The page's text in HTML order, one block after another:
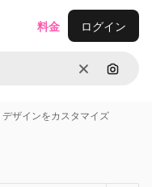
消去 画像で
料金 ログイン
デザインをカスタマイズ